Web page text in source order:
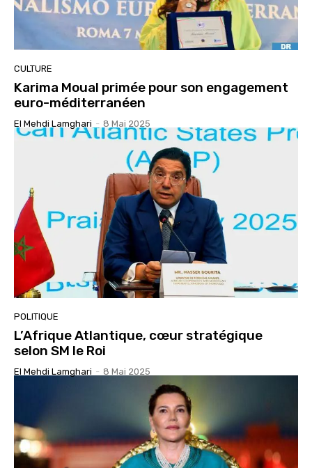
CULTURE
Karima Moual primée pour son engagement
euro-méditerranéen
El Mehdi Lamghari - 8 Mai 2025
POLITIQUE
L’Afrique Atlantique, cœur stratégique
selon SM le Roi
El Mehdi Lamghari - 8 Mai 2025